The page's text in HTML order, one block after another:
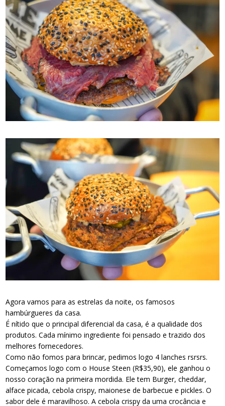
Agora vamos para as estrelas da noite, os famosos
hambúrgueres da casa.
É nítido que o principal diferencial da casa, é a qualidade dos
produtos. Cada mínimo ingrediente foi pensado e trazido dos
melhores fornecedores.
Como não fomos para brincar, pedimos logo 4 lanches rsrsrs.
Começamos logo com o House Steen (R$35,90), ele ganhou o
nosso coração na primeira mordida. Ele tem Burger, cheddar,
alface picada, cebola crispy, maionese de barbecue e pickles. O
sabor dele é maravilhoso. A cebola crispy da uma crocância e